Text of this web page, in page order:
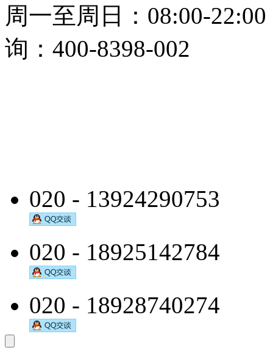
周一至周日：08:00-
询：400-8398-002
020 - 13924290753
020 - 18925142784
020 - 18928740274